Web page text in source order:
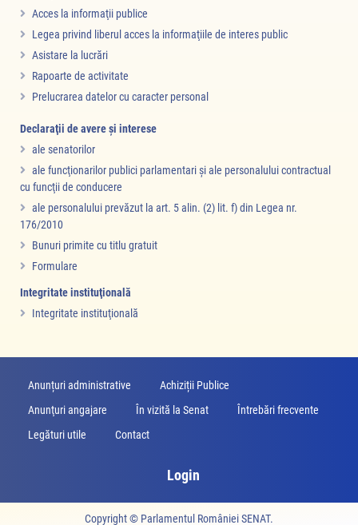
Acces la informaţii publice
Legea privind liberul acces la informaţiile de interes public
Asistare la lucrări
Rapoarte de activitate
Prelucrarea datelor cu caracter personal
Declaraţii de avere şi interese
ale senatorilor
ale funcţionarilor publici parlamentari şi ale personalului contractual
cu funcţii de conducere
ale personalului prevăzut la art. 5 alin. (2) lit. f) din Legea nr.
176/2010
Bunuri primite cu titlu gratuit
Formulare
Integritate instituţională
Integritate instituţională
Anunțuri administrative
Achiziții Publice
Anunţuri angajare
În vizită la Senat
Întrebări frecvente
Legături utile
Contact
Login
Copyright © Parlamentul României SENAT.